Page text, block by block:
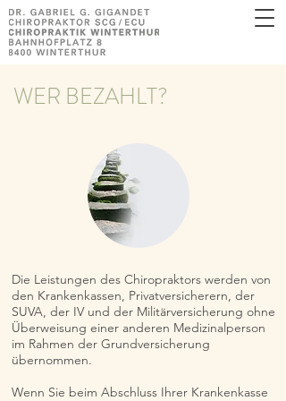
WER BEZAHLT?
Die Leistungen des Chiropraktors werden von
den Krankenkassen, Privatversicherern, der
SUVA, der IV und der Militärversicherung ohne
Überweisung einer anderen Medizinalperson
im Rahmen der Grundversicherung
übernommen.
Wenn Sie beim Abschluss Ihrer Krankenkasse